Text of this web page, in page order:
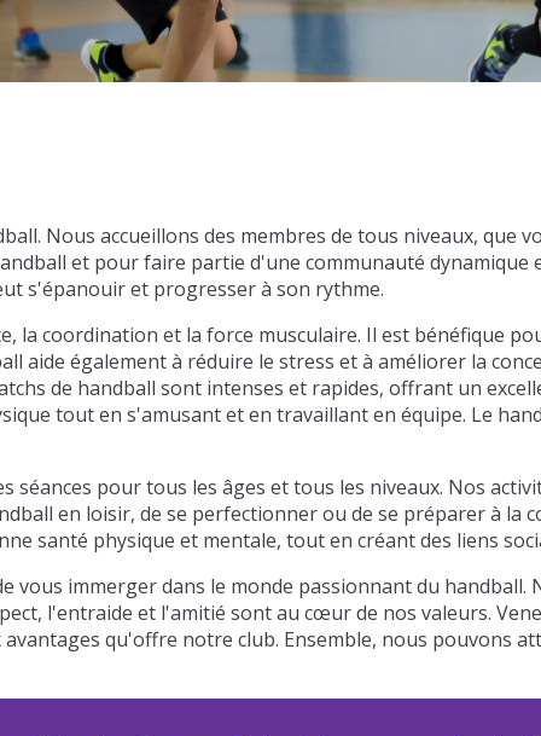
Nous accueillons des membres de tous niveaux, que
et pour faire partie d'une communauté dynamique
s'épanouir et progresser à son rythme.
la coordination et la force musculaire. Il est bénéfique
aide également à réduire le stress et à améliorer la
de handball sont intenses et rapides, offrant un
tout en s'amusant et en travaillant en équipe. Le
séances pour tous les âges et tous les niveaux. Nos
en loisir, de se perfectionner ou de se préparer à la
santé physique et mentale, tout en créant des liens
vous immerger dans le monde passionnant du
l'entraide et l'amitié sont au cœur de nos valeurs.
qu'offre notre club. Ensemble, nous pouvons